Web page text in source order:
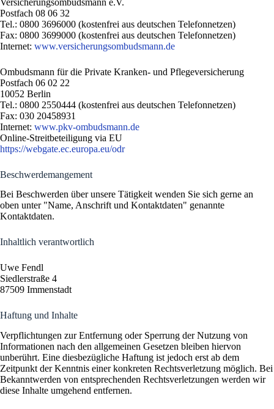
Postfach 08 06 32
Tel.: 0800 3696000 (kostenfrei aus deutschen Telefonnetzen)
Fax: 0800 3699000 (kostenfrei aus deutschen Telefonnetzen)
Internet: www.versicherungsombudsmann.de
Ombudsmann für die Private Kranken- und Pflegeversicherung
Postfach 06 02 22
10052 Berlin
Tel.: 0800 2550444 (kostenfrei aus deutschen Telefonnetzen)
Fax: 030 20458931
Internet: www.pkv-ombudsmann.de
Online-Streitbeteiligung via EU
https://webgate.ec.europa.eu/odr
Beschwerdemangement
Bei Beschwerden über unsere Tätigkeit wenden Sie sich gerne an
oben unter "Name, Anschrift und Kontaktdaten" genannte
Kontaktdaten.
Inhaltlich verantwortlich
Uwe Fendl
Siedlerstraße 4
87509 Immenstadt
Haftung und Inhalte
Verpflichtungen zur Entfernung oder Sperrung der Nutzung von
Informationen nach den allgemeinen Gesetzen bleiben hiervon
unberührt. Eine diesbezügliche Haftung ist jedoch erst ab dem
Zeitpunkt der Kenntnis einer konkreten Rechtsverletzung möglich. Bei
Bekanntwerden von entsprechenden Rechtsverletzungen werden wir
diese Inhalte umgehend entfernen.